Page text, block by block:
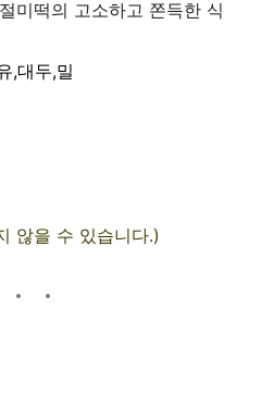
미떡의 고소하고 쫀득한 식
,대두,밀
않을 수 있습니다.)